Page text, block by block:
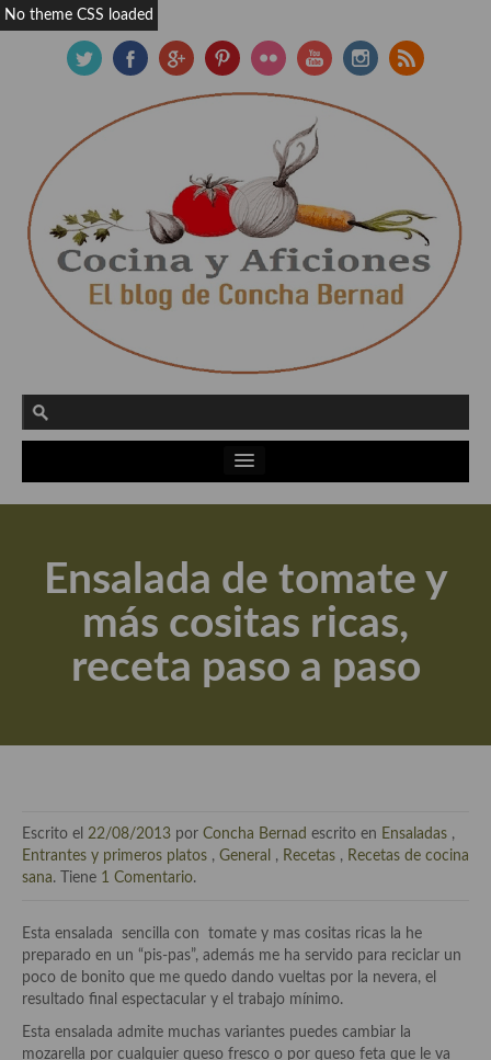
Actualidad y recomendaciones
Apuntes, estudios sobre temas interesantes e importantes
Aceite de Oliva Virgen Extra (AOVE)
Recetas maridadas con los mejores AOVES
Tiendas especiales
Especias, hierbas, condimentos, espesantes y aditivos
Historia de la gastronomía, platos celebres, cocineros, críticos,
historias culinarias y otras cosas
Origen y evolución de la comida
Ensalada de tomate y
más cositas ricas,
receta paso a paso
Escrito el 22/08/2013 por Concha Bernad escrito en Ensaladas ,
Entrantes y primeros platos , General , Recetas , Recetas de cocina
sana. Tiene 1 Comentario.
Esta ensalada sencilla con tomate y mas cositas ricas la he
preparado en un “pis-pas”, además me ha servido para reciclar un
poco de bonito que me quedo dando vueltas por la nevera, el
resultado final espectacular y el trabajo mínimo.
Esta ensalada admite muchas variantes puedes cambiar la
mozarella por cualquier queso fresco o por queso feta que le va
No theme CSS loaded